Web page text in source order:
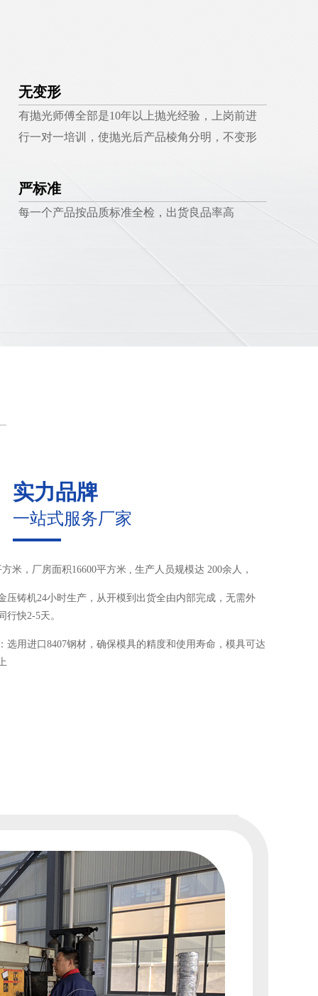
无变形
有抛光师傅全部是10年以上抛光经验，上岗前进
行一对一培训，使抛光后产品棱角分明，不变形
严标准
每一个产品按品质标准全检，出货良品率高
实力品牌
一站式服务厂家
方米，厂房面积16600平方米 , 生产人员规模达 200余人，
压铸机24小时生产，从开模到出货全由内部完成，无需外
行快2-5天。
选用进口8407钢材，确保模具的精度和使用寿命，模具可达